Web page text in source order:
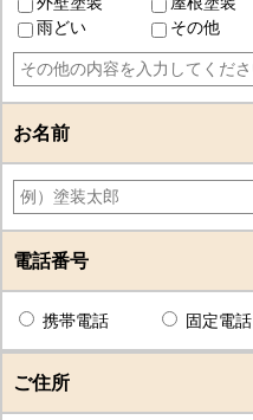
雨どい
その他
お名前
電話番号
携帯電話 固定電話
ご住所